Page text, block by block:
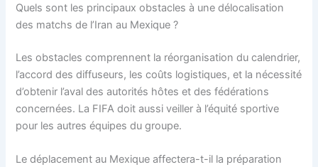
Quels sont les principaux obstacles à une délocalisation
des matchs de l’Iran au Mexique ?
Les obstacles comprennent la réorganisation du calendrier,
l’accord des diffuseurs, les coûts logistiques, et la nécessité
d’obtenir l’aval des autorités hôtes et des fédérations
concernées. La FIFA doit aussi veiller à l’équité sportive
pour les autres équipes du groupe.
Le déplacement au Mexique affectera-t-il la préparation